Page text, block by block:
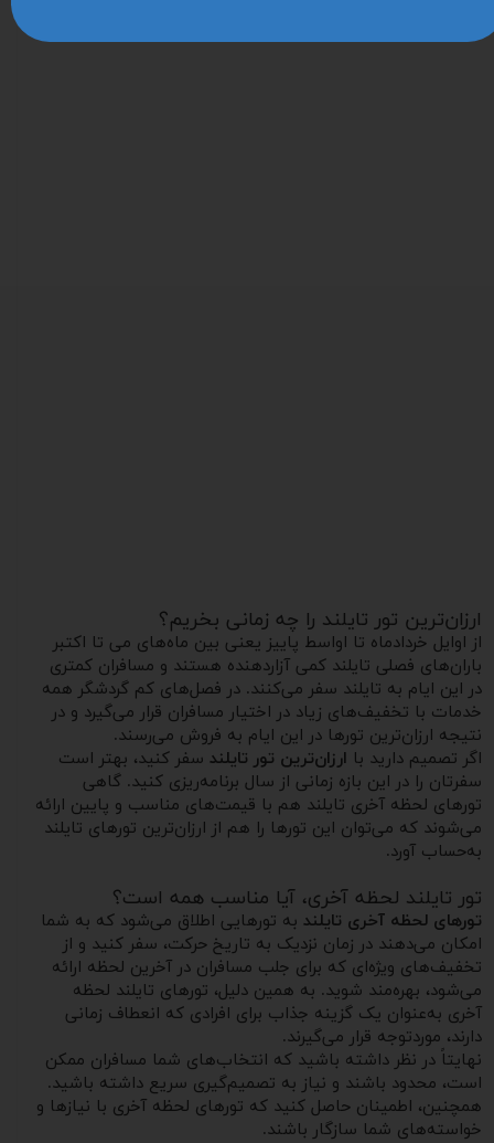
ارزان‌ترین تور تایلند را چه زمانی بخریم؟
از اوایل خردادماه تا اواسط پاییز یعنی بین ماه‌های می تا اکتبر
باران‌های فصلی تایلند کمی آزاردهنده هستند و مسافران کمتری
در این ایام به تایلند سفر می‌کنند. در فصل‌های کم گردشگر همه
خدمات با تخفیف‌های زیاد در اختیار مسافران قرار می‌گیرد و در
نتیجه ارزان‌ترین تورها در این ایام به فروش می‌رسند.
اگر تصمیم دارید با ارزان‌ترین تور تایلند سفر کنید، بهتر است
سفرتان را در این بازه زمانی از سال برنامه‌ریزی کنید. گاهی
تورهای لحظه آخری تایلند هم با قیمت‌های مناسب و پایین ارائه
می‌شوند که می‌توان این تورها را هم از ارزان‌ترین تورهای تایلند
به‌حساب آورد.
تور تایلند لحظه آخری، آیا مناسب همه است؟
تورهای لحظه آخری تایلند به تورهایی اطلاق می‌شود که به شما
امکان می‌دهند در زمان نزدیک به تاریخ حرکت، سفر کنید و از
تخفیف‌های ویژه‌ای که برای جلب مسافران در آخرین لحظه ارائه
می‌شود، بهره‌مند شوید. به همین دلیل، تورهای تایلند لحظه
آخری به‌عنوان یک گزینه جذاب برای افرادی که انعطاف زمانی
دارند، موردتوجه قرار می‌گیرند.
نهایتاً در نظر داشته باشید که انتخاب‌های شما مسافران ممکن
است، محدود باشند و نیاز به تصمیم‌گیری سریع داشته باشید.
همچنین، اطمینان حاصل کنید که تورهای لحظه آخری با نیازها و
خواسته‌های شما سازگار باشند.